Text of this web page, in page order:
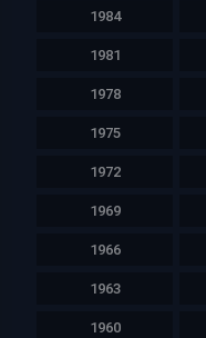
1984
1981
1978
1975
1972
1969
1966
1963
1960